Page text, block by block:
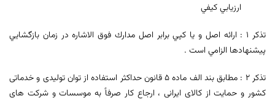
ارزيابي كيفي
تذکر 1 : ارائه اصل و يا كپي برابر اصل مدارك فوق الاشاره در زمان بازگشايي
پيشنهادها الزامي است .
تذکر 2 : مطابق بند الف ماده 5 قانون حداکثر استفاده از توان تولیدی و خدماتی
کشور و حمایت از کالای ایرانی ، ارجاع کار صرفاً به موسسات و شرکت های